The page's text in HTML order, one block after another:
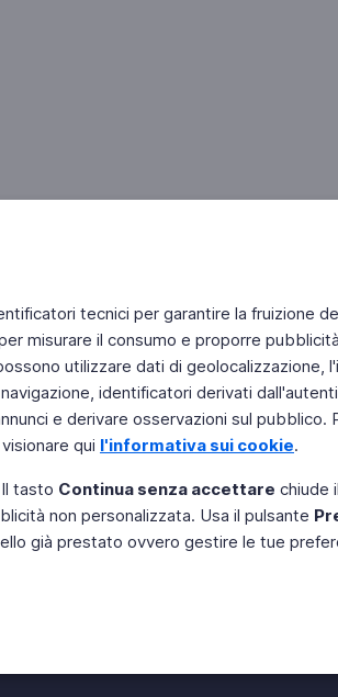
tecnici per garantire la fruizione
misurare il consumo e proporre
utilizzare dati di geolocalizzazione,
identificatori derivati
e derivare osservazioni sul
qui l'informativa sui cookie.
tasto Continua senza accettare chiude
non personalizzata. Usa il pulsante
già prestato ovvero gestire le tue